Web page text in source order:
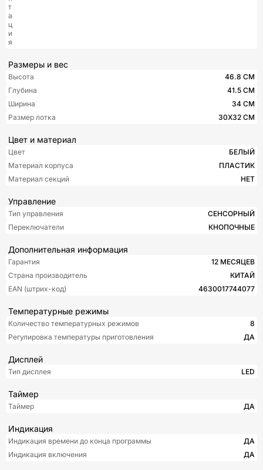
т
а
ц
и
я
Размеры и вес
Высота
46.8 СМ
Глубина
41.5 СМ
Ширина
34 СМ
Размер лотка
30X32 СМ
Цвет и материал
Цвет
БЕЛЫЙ
Материал корпуса
ПЛАСТИК
Материал секций
НЕТ
Управление
Тип управления
СЕНСОРНЫЙ
Переключатели
КНОПОЧНЫЕ
Дополнительная информация
Гарантия
12 МЕСЯЦЕВ
Страна производитель
КИТАЙ
EAN (штрих-код)
4630017744077
Температурные режимы
Количество температурных режимов
8
Регулировка температуры приготовления
ДА
Дисплей
Тип дисплея LED
Таймер
Таймер ДА
Индикация
Индикация времени до конца программы
ДА
Индикация включения
ДА